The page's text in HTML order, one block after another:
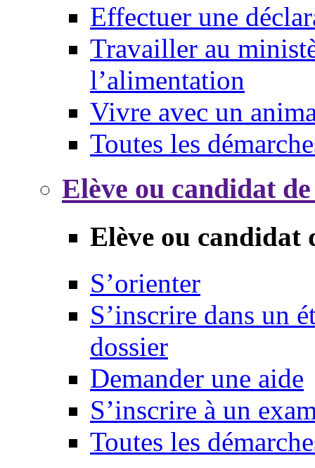
Effectuer une
Travailler au
l’alimentation
Vivre avec un
Toutes les
Elève ou candidat
Elève ou candidat
S’orienter
S’inscrire dans un
dossier
Demander une aide
S’inscrire à un
Toutes les